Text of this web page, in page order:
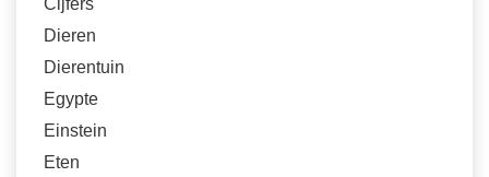
Cijfers
Dieren
Dierentuin
Egypte
Einstein
Eten